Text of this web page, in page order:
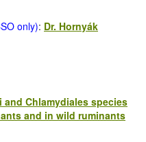
only): Dr. Hornyák
Chlamydiales species
and in wild ruminants